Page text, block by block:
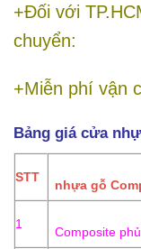
+Đối với
chuyển:
+Miễn phí vận
Bảng giá cửa
STT
nhựa gỗ
1
Composite